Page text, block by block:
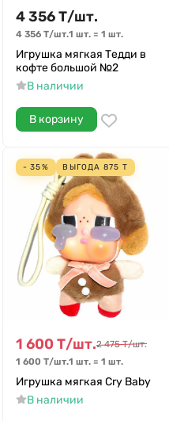
4 356Т/шт.
4 356 Т/шт.1 шт. = 1 шт.
Игрушка мягкая Тедди в
кофте большой №2
В наличии
В корзину
- 35% ВЫГОДА 875 Т
1 600 Т/шт.2 475 Т/шт.
1 600 Т/шт.1 шт. = 1 шт.
Игрушка мягкая Cry Baby
В наличии